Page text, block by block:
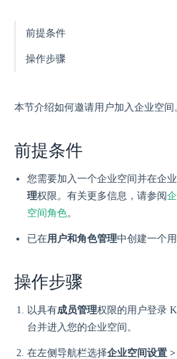
前提条件
操作步骤
本节介绍如何邀请用户加入企业空间
前提条件
您需要加入一个企业空间并在企
理权限。有关更多信息，请参阅
空间角色。
已在用户和角色管理中创建一个用
操作步骤
以具有成员管理权限的用户登录
台并进入您的企业空间。
在左侧导航栏选择企业空间设置